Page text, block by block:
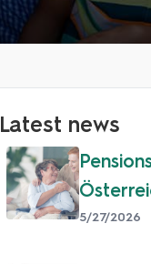
Latest news
5/27/2026